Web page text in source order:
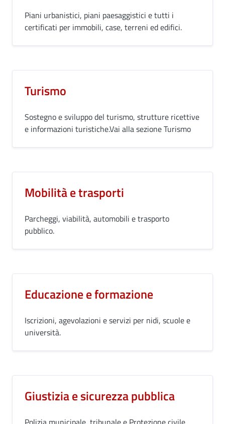
Piani urbanistici, piani paesaggistici e tutti i
certificati per immobili, case, terreni ed edifici.
Turismo
Sostegno e sviluppo del turismo, strutture ricettive
e informazioni turistiche.Vai alla sezione Turismo
Mobilità e trasporti
Parcheggi, viabilità, automobili e trasporto
pubblico.
Educazione e formazione
Iscrizioni, agevolazioni e servizi per nidi, scuole e
università.
Giustizia e sicurezza pubblica